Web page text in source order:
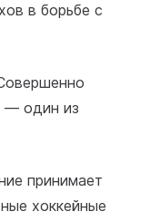
в борьбе с
— один из
принимает
хоккейные